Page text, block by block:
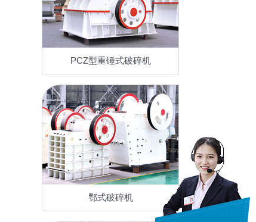
PCZ型重锤式破碎机
鄂式破碎机